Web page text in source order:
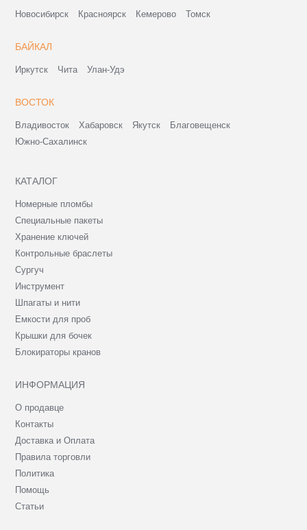
Новосибирск Красноярск Кемерово Томск
БАЙКАЛ
Иркутск Чита Улан-Удэ
ВОСТОК
Владивосток Хабаровск Якутск
Благовещенск
Южно-Сахалинск
КАТАЛОГ
Номерные пломбы
Специальные пакеты
Хранение ключей
Контрольные браслеты
Сургуч
Инструмент
Шпагаты и нити
Емкости для проб
Крышки для бочек
Блокираторы кранов
ИНФОРМАЦИЯ
О продавце
Контакты
Доставка и Оплата
Правила торговли
Политика
Помощь
Статьи